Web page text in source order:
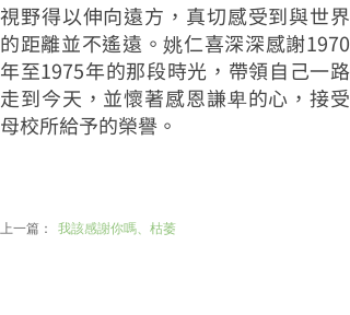
視野得以伸向遠方，真切感受到與世界
的距離並不遙遠。姚仁喜深深感謝1970
年至1975年的那段時光，帶領自己一路
走到今天，並懷著感恩謙卑的心，接受
母校所給予的榮譽。
上一篇：
我該感謝你嗎、枯萎